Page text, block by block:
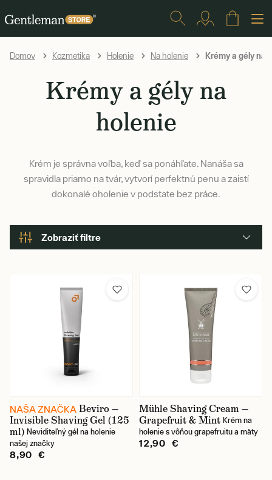
Domov Kozmetika Holenie Na holenie Krémy a gély na
Krémy a gély na
holenie
Krém je správna voľba, keď sa ponáhľate. Nanáša sa
spravidla priamo na tvár, vytvorí perfektnú penu a zaistí
dokonalé oholenie v podstate bez práce.
Zobraziť filtre
Výrobca
Triedenie
NAŠA ZNAČKA Beviro —
Invisible Shaving Gel (125
ml) Neviditeľný gél na holenie
našej značky
8,90 €
Mühle Shaving Cream —
Grapefruit & Mint Krém na
holenie s vôňou grapefruitu a mäty
12,90 €